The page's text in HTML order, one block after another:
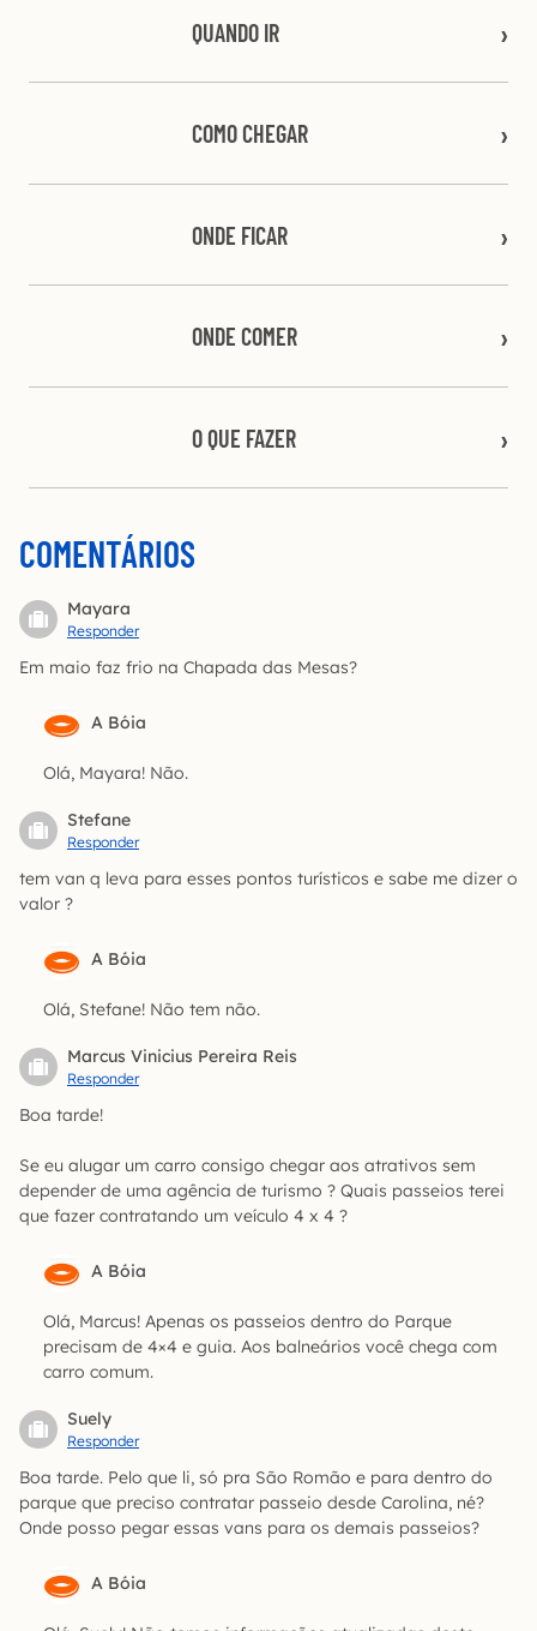
QUANDO IR
COMO CHEGAR
ONDE FICAR
ONDE COMER
O QUE FAZER
COMENTÁRIOS
Mayara
Responder
Em maio faz frio na Chapada das Mesas?
A Bóia
Olá, Mayara! Não.
Stefane
Responder
tem van q leva para esses pontos turísticos e sabe me dizer o
valor ?
A Bóia
Olá, Stefane! Não tem não.
Marcus Vinicius Pereira Reis
Responder
Boa tarde!
Se eu alugar um carro consigo chegar aos atrativos sem
depender de uma agência de turismo ? Quais passeios terei
que fazer contratando um veículo 4 x 4 ?
A Bóia
Olá, Marcus! Apenas os passeios dentro do Parque
precisam de 4×4 e guia. Aos balneários você chega com
carro comum.
Suely
Responder
Boa tarde. Pelo que li, só pra São Romão e para dentro do
parque que preciso contratar passeio desde Carolina, né?
Onde posso pegar essas vans para os demais passeios?
A Bóia